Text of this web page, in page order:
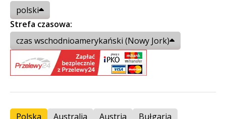
polski
Strefa czasowa:
czas wschodnioamerykański (Nowy Jork)
Polska Australia Austria Bułgaria